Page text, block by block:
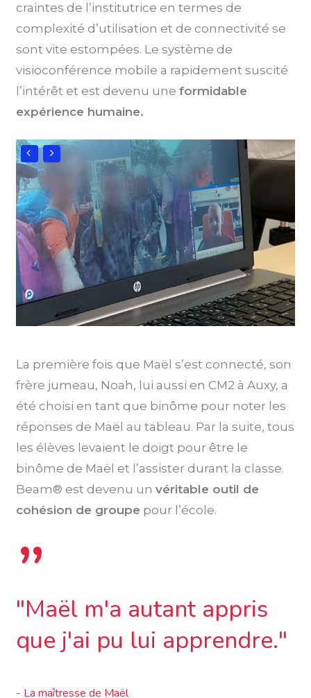
craintes de l’institutrice en termes de
complexité d’utilisation et de connectivité se
sont vite estompées. Le système de
visioconférence mobile a rapidement suscité
l’intérêt et est devenu une formidable
expérience humaine.
La première fois que Maël s’est connecté, son
frère jumeau, Noah, lui aussi en CM2 à Auxy, a
été choisi en tant que binôme pour noter les
réponses de Maël au tableau. Par la suite, tous
les élèves levaient le doigt pour être le
binôme de Maël et l’assister durant la classe.
Beam® est devenu un véritable outil de
cohésion de groupe pour l’école.
”
"Maël m'a autant appris
que j'ai pu lui apprendre."
- La maîtresse de Maël